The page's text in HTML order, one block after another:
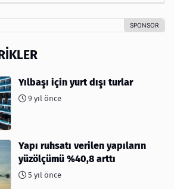
Yılbaşı için yurt dışı turlar
9 yıl önce
Yapı ruhsatı verilen yapıların
yüzölçümü %40,8 arttı
5 yıl önce